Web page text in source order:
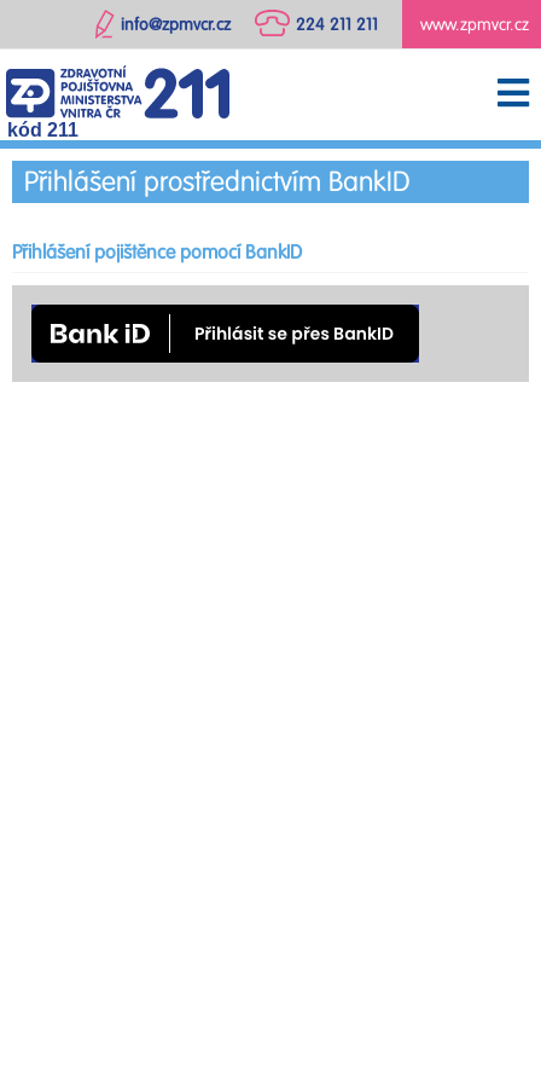
www.zpmvcr.cz
224 211 211
info@zpmvcr.cz
kód 211
Přihlášení prostřednictvím BankID
Přihlášení pojištěnce pomocí BankID